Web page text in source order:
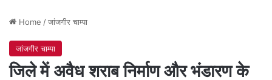
Home /जांजगीर चाम्पा
जांजगीर चाम्पा
जिले में अवैध शराब निर्माण और भंडारण के